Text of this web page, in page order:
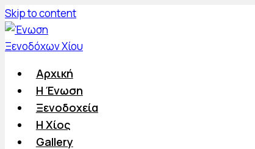
Skip to content
Αρχική
Η Ένωση
Ξενοδοχεία
Η Χίος
Gallery